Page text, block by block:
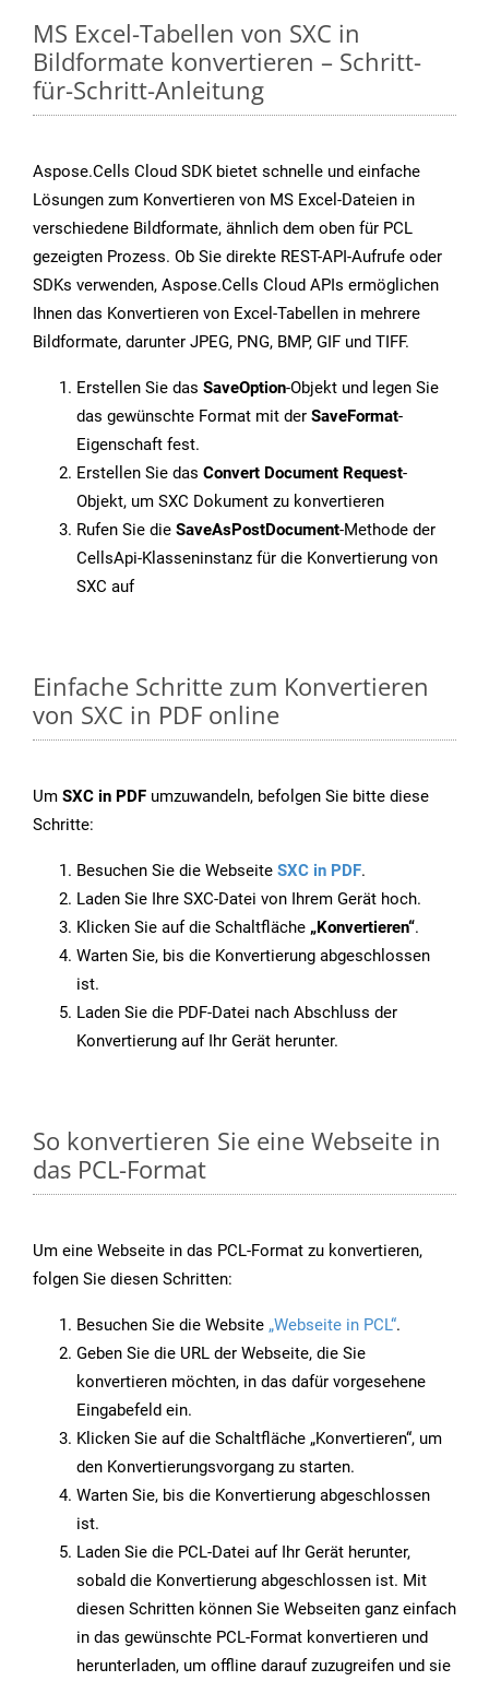
MS Excel-Tabellen von SXC in
Bildformate konvertieren – Schritt-
für-Schritt-Anleitung
Aspose.Cells Cloud SDK bietet schnelle und einfache
Lösungen zum Konvertieren von MS Excel-Dateien in
verschiedene Bildformate, ähnlich dem oben für PCL
gezeigten Prozess. Ob Sie direkte REST-API-Aufrufe oder
SDKs verwenden, Aspose.Cells Cloud APIs ermöglichen
Ihnen das Konvertieren von Excel-Tabellen in mehrere
Bildformate, darunter JPEG, PNG, BMP, GIF und TIFF.
Erstellen Sie das SaveOption-Objekt und legen Sie
das gewünschte Format mit der SaveFormat-
Eigenschaft fest.
Erstellen Sie das Convert Document Request-
Objekt, um SXC Dokument zu konvertieren
Rufen Sie die SaveAsPostDocument-Methode der
CellsApi-Klasseninstanz für die Konvertierung von
SXC auf
Einfache Schritte zum Konvertieren
von SXC in PDF online
Um SXC in PDF umzuwandeln, befolgen Sie bitte diese
Schritte:
Besuchen Sie die Webseite SXC in PDF.
Laden Sie Ihre SXC-Datei von Ihrem Gerät hoch.
Klicken Sie auf die Schaltfläche „Konvertieren“.
Warten Sie, bis die Konvertierung abgeschlossen
ist.
Laden Sie die PDF-Datei nach Abschluss der
Konvertierung auf Ihr Gerät herunter.
So konvertieren Sie eine Webseite in
das PCL-Format
Um eine Webseite in das PCL-Format zu konvertieren,
folgen Sie diesen Schritten:
Besuchen Sie die Website „Webseite in PCL“.
Geben Sie die URL der Webseite, die Sie
konvertieren möchten, in das dafür vorgesehene
Eingabefeld ein.
Klicken Sie auf die Schaltfläche „Konvertieren“, um
den Konvertierungsvorgang zu starten.
Warten Sie, bis die Konvertierung abgeschlossen
ist.
Laden Sie die PCL-Datei auf Ihr Gerät herunter,
sobald die Konvertierung abgeschlossen ist. Mit
diesen Schritten können Sie Webseiten ganz einfach
in das gewünschte PCL-Format konvertieren und
herunterladen, um offline darauf zuzugreifen und sie